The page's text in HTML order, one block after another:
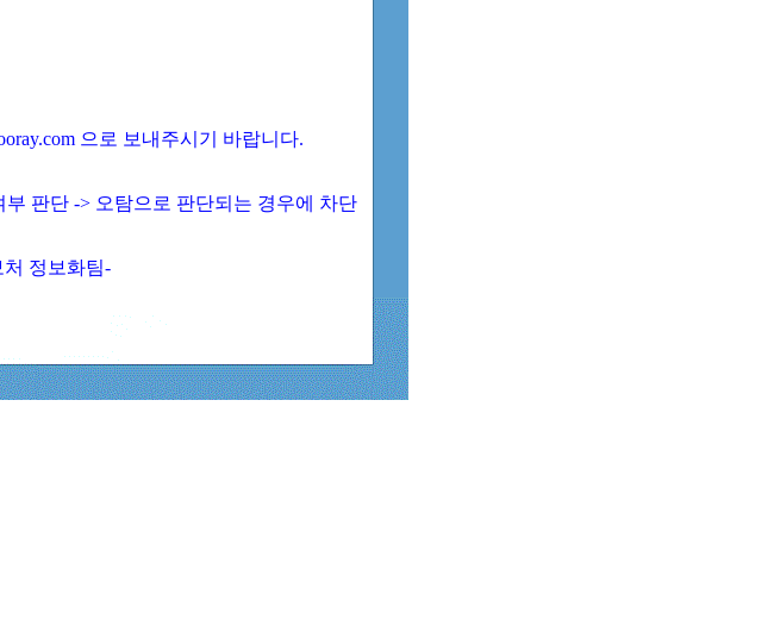
으로 보내주시기 바랍니다.
판단 -> 오탐으로 판단되는 경우에 차단
정보화팀-